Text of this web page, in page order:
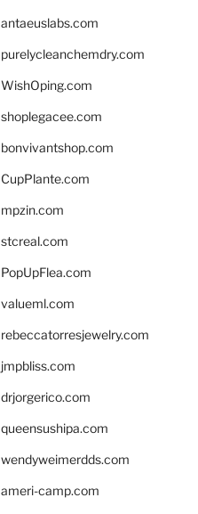
antaeuslabs.com
purelycleanchemdry.com
WishOping.com
shoplegacee.com
bonvivantshop.com
CupPlante.com
mpzin.com
stcreal.com
PopUpFlea.com
valueml.com
rebeccatorresjewelry.com
jmpbliss.com
drjorgerico.com
queensushipa.com
wendyweimerdds.com
ameri-camp.com